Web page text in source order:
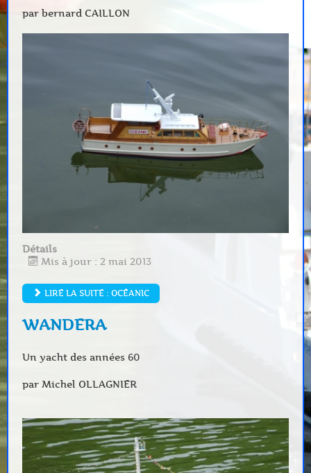
par bernard CAILLON
Détails
Mis à jour : 2 mai 2013
LIRE LA SUITE : OCÉANIC
WANDERA
Un yacht des années 60
par Michel OLLAGNIER